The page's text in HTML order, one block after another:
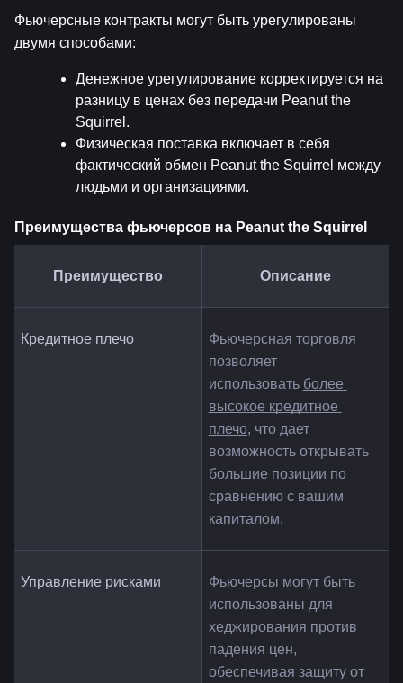
Фьючерсные контракты могут быть урегулированы
двумя способами:
Денежное урегулирование корректируется на
разницу в ценах без передачи Peanut the
Squirrel.
Физическая поставка включает в себя
фактический обмен Peanut the Squirrel между
людьми и организациями.
Преимущества фьючерсов на Peanut the Squirrel
Преимущество Описание
Кредитное плечо
Фьючерсная торговля
позволяет
использовать более
высокое кредитное
плечо, что дает
возможность открывать
большие позиции по
сравнению с вашим
капиталом.
Управление рисками
Фьючерсы могут быть
использованы для
хеджирования против
падения цен,
обеспечивая защиту от